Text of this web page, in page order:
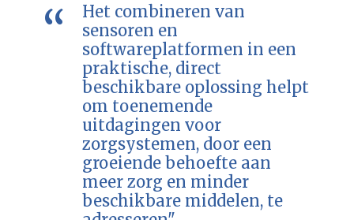
Het combineren van
sensoren en
softwareplatformen in een
praktische, direct
beschikbare oplossing helpt
om toenemende
uitdagingen voor
zorgsystemen, door een
groeiende behoefte aan
meer zorg en minder
beschikbare middelen, te